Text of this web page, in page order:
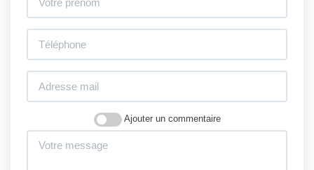
Ajouter un commentaire